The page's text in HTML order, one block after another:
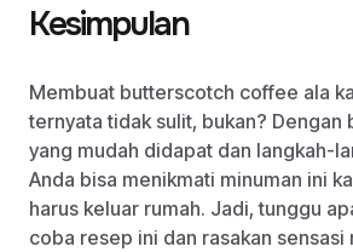
Kesimpulan
Membuat butterscotch coffee ala
ternyata tidak sulit, bukan? Dengan
yang mudah didapat dan langkah-
Anda bisa menikmati minuman ini
harus keluar rumah. Jadi, tunggu
coba resep ini dan rasakan sensasi